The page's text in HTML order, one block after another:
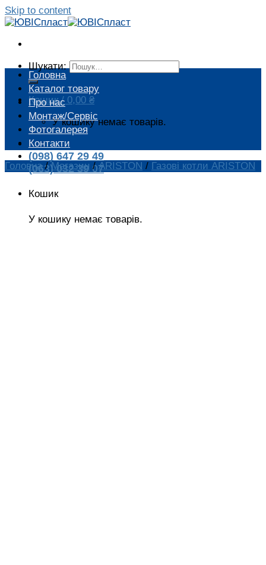
Skip to content
Шукати:
Кошик / 0,00 ₴
У кошику немає товарів.
(098) 647 29 49
(063) 032 39 07
Кошик
У кошику немає товарів.
Головна
Каталог товару
Про нас
Монтаж/Сервіс
Фотогалерея
Контакти
Головна / Магазин / ARISTON / Газові котли ARISTON